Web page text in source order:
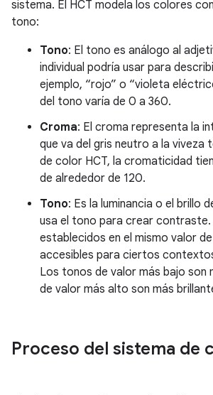
sistema. El HCT modela los colores
tono:
Tono: El tono es análogo al
individual podría usar para
ejemplo, “rojo” o “violeta
del tono varía de 0 a 360.
Croma: El croma representa la
que va del gris neutro a la viveza
de color HCT, la cromaticidad
de alrededor de 120.
Tono: Es la luminancia o el brillo
usa el tono para crear
establecidos en el mismo valor
accesibles para ciertos
Los tonos de valor más bajo son
de valor más alto son más
Proceso del sistema de